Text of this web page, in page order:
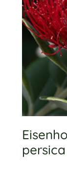
persica